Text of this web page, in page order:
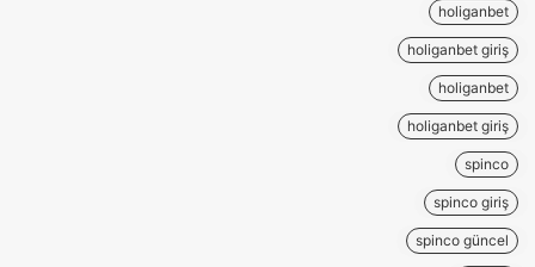
holiganbet
holiganbet giriş
holiganbet
holiganbet giriş
spinco
spinco giriş
spinco güncel